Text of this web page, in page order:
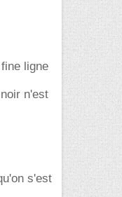
ligne
n'est
s'est